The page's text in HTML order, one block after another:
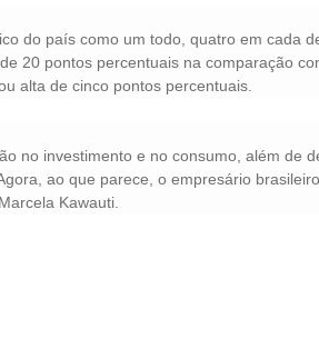
do país como um todo, quatro em cada
20 pontos percentuais na comparação
alta de cinco pontos percentuais.
no investimento e no consumo, além de
ao que parece, o empresário
Kawauti.